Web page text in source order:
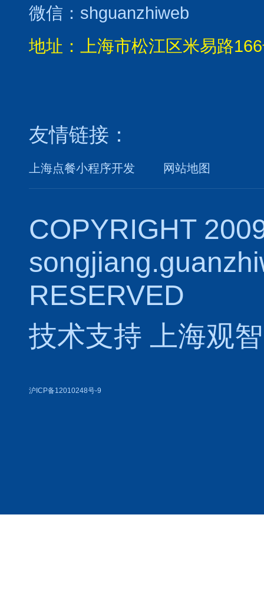
微信：shguanzhiweb
地址：上海市松江区米易路
友情链接：
上海点餐小程序开发 网站地图
COPYRIGHT
RESERVED
技术支持
上海观
沪ICP备12010248号-9